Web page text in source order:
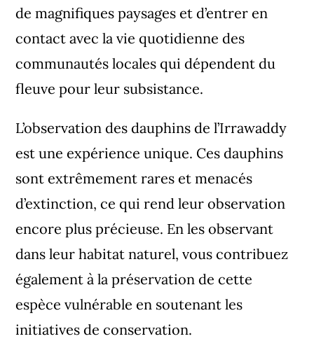
de magnifiques paysages et d’entrer en
contact avec la vie quotidienne des
communautés locales qui dépendent du
fleuve pour leur subsistance.
L’observation des dauphins de l’Irrawaddy
est une expérience unique. Ces dauphins
sont extrêmement rares et menacés
d’extinction, ce qui rend leur observation
encore plus précieuse. En les observant
dans leur habitat naturel, vous contribuez
également à la préservation de cette
espèce vulnérable en soutenant les
initiatives de conservation.